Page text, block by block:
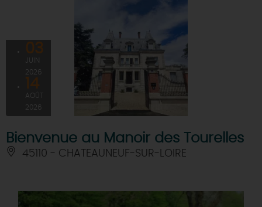
03
2026
14
AOÛT
2026
Bienvenue au Manoir des Tourelles
45110 - CHATEAUNEUF-SUR-LOIRE